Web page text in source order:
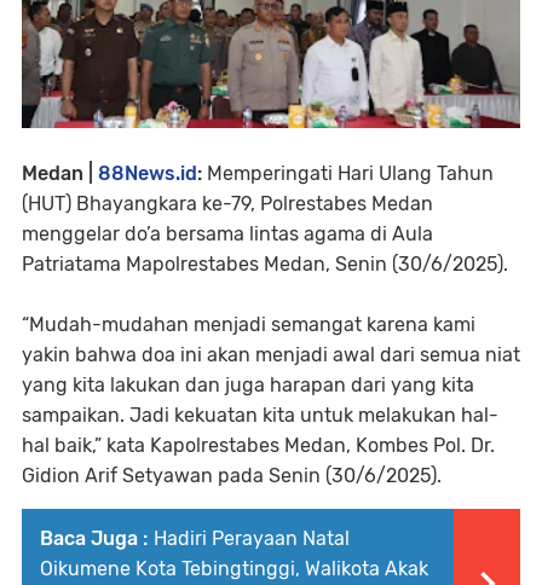
Medan | 88News.id: Memperingati Hari Ulang Tahun
(HUT) Bhayangkara ke-79, Polrestabes Medan
menggelar do’a bersama lintas agama di Aula
Patriatama Mapolrestabes Medan, Senin (30/6/2025).
“Mudah-mudahan menjadi semangat karena kami
yakin bahwa doa ini akan menjadi awal dari semua niat
yang kita lakukan dan juga harapan dari yang kita
sampaikan. Jadi kekuatan kita untuk melakukan hal-
hal baik,” kata Kapolrestabes Medan, Kombes Pol. Dr.
Gidion Arif Setyawan pada Senin (30/6/2025).
Baca Juga : Hadiri Perayaan Natal
Oikumene Kota Tebingtinggi, Walikota Akak